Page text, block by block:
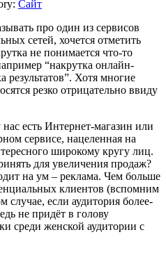
Сайт
про один из сервисов
сетей, хочется отметить
не понимается что-то
“накрутка онлайн-
результатов”. Хотя многие
резко отрицательно ввиду
есть Интернет-магазин или
сервисе, нацеленная на
широкому кругу лиц.
для увеличения продаж?
на ум – реклама. Чем больше
клиентов (вспомним
случае, если аудитория более-
не придёт в голову
среди женской аудитории с